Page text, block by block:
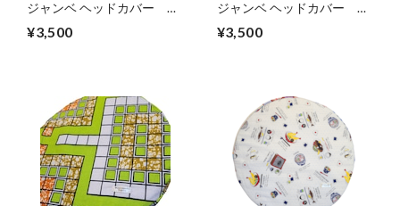
ジャンベ ヘッドカバー
symbol
¥3,500
ジャンベ ヘッドカバー
symbol
¥3,500